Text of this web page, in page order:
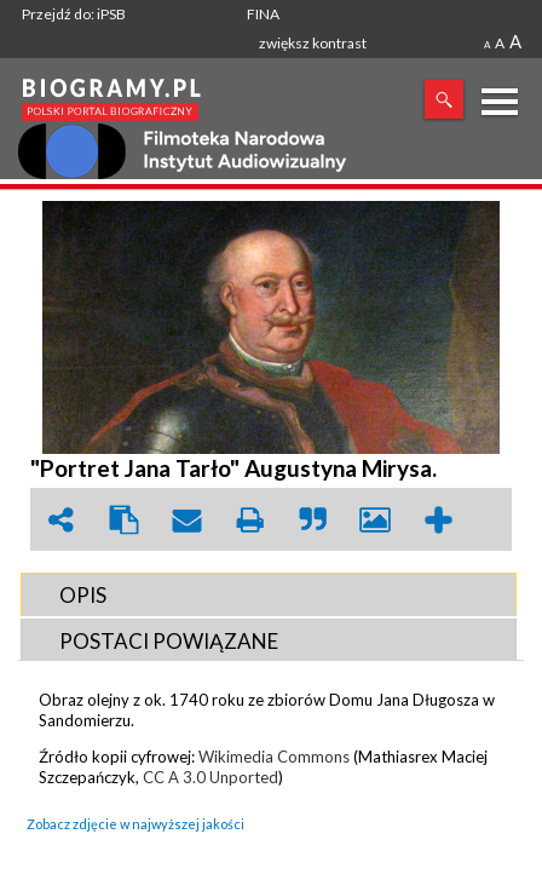
Przejdź do: iPSB
FINA
zwiększ kontrast
A A A
X
SZUKANA FRAZA
"Portret Jana Tarło" Augustyna Mirysa.
OPIS
POSTACI POWIĄZANE
Obraz olejny z ok. 1740 roku ze zbiorów Domu Jana Długosza w
Sandomierzu.
Źródło kopii cyfrowej:Wikimedia Commons(Mathiasrex Maciej
Szczepańczyk,CC A 3.0 Unported)
Zobacz zdjęcie w najwyższej jakości